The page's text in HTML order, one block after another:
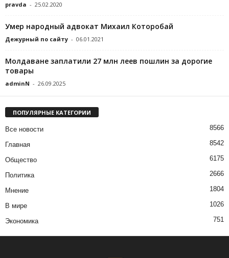
pravda - 25.02.2020
Умер народный адвокат Михаил Которобай
Дежурный по сайту - 06.01.2021
Молдаване заплатили 27 млн леев пошлин за дорогие
товары
adminN - 26.09.2025
ПОПУЛЯРНЫЕ КАТЕГОРИИ
Все новости 8566
Главная 8542
Общество 6175
Политика 2666
Мнение 1804
В мире 1026
Экономика 751